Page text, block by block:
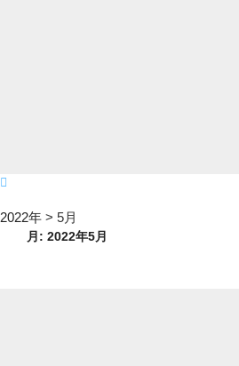
2022年 > 5月
月: 2022年5月